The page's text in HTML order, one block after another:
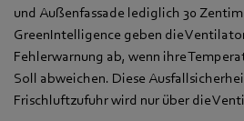
und Außenfassade lediglich 30
GreenIntelligence geben die
Fehlerwarnung ab, wenn ihre
Soll abweichen. Diese
Frischluftzufuhr wird nur über die